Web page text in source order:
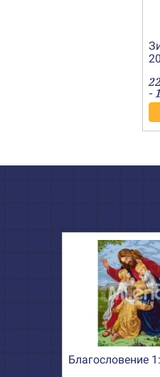
-
Благословение